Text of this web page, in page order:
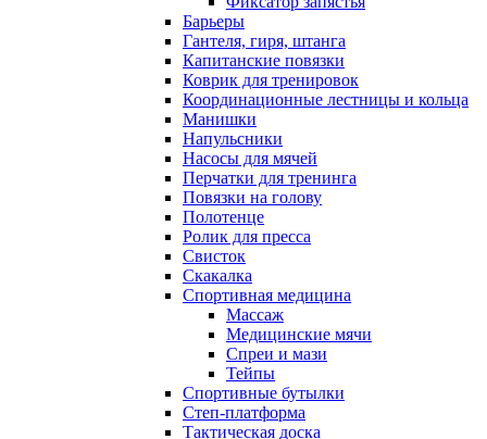
Барьеры
Гантеля, гиря, штанга
Капитанские повязки
Коврик для тренировок
Координационные лестницы и кольца
Манишки
Напульсники
Насосы для мячей
Перчатки для тренинга
Повязки на голову
Полотенце
Ролик для пресса
Свисток
Скакалка
Спортивная медицина
Массаж
Медицинские мячи
Спреи и мази
Тейпы
Спортивные бутылки
Степ-платформа
Тактическая доска